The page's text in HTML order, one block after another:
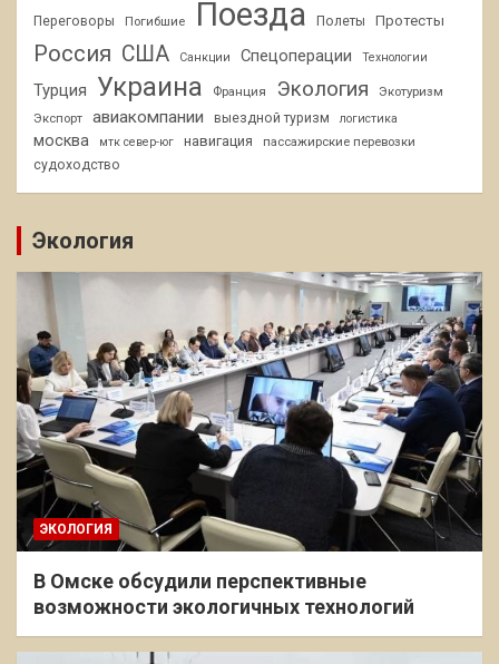
Переговоры Погибшие Поезда Полеты Протесты
Россия США Санкции Спецоперации Технологии
Турция Украина Франция Экология
Экотуризм
Экспорт
авиакомпании выездной туризм логистика
москва мтк север-юг навигация
пассажирские перевозки
судоходство
Экология
ЭКОЛОГИЯ
В Омске обсудили перспективные
возможности экологичных технологий